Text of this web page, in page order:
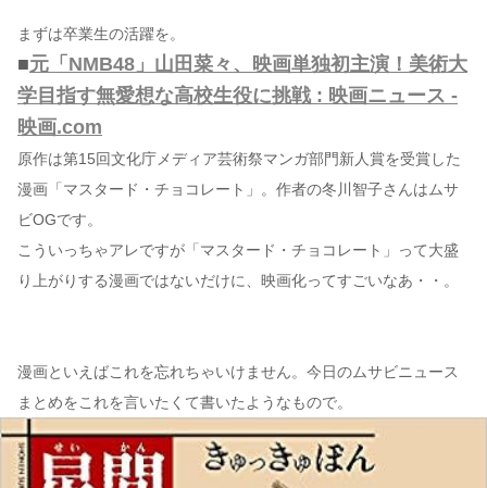
まずは卒業生の活躍を。
■元「NMB48」山田菜々、映画単独初主演！美術大
学目指す無愛想な高校生役に挑戦 : 映画ニュース -
映画.com
原作は第15回文化庁メディア芸術祭マンガ部門新人賞を受賞した
漫画「マスタード・チョコレート」。作者の冬川智子さんはムサ
ビOGです。
こういっちゃアレですが「マスタード・チョコレート」って大盛
り上がりする漫画ではないだけに、映画化ってすごいなあ・・。
漫画といえばこれを忘れちゃいけません。今日のムサビニュース
まとめをこれを言いたくて書いたようなもので。